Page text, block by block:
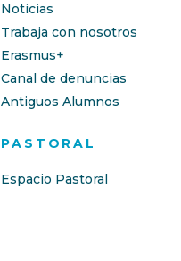
Noticias
Trabaja con nosotros
Erasmus+
Canal de denuncias
Antiguos Alumnos
PASTORAL
Espacio Pastoral